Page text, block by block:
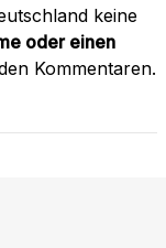
keine
oder einen
Kommentaren.